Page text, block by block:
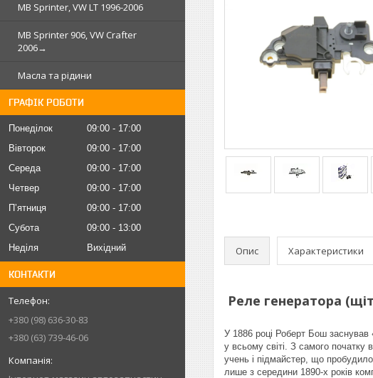
MB Sprinter, VW LT 1996-2006
MB Sprinter 906, VW Crafter
2006→
Масла та рідини
ГРАФІК РОБОТИ
Понеділок 09:00
17:00
Вівторок
09:00
17:00
Середа
09:00
17:00
Четвер
09:00
17:00
Пʼятниця
09:00
17:00
Субота
09:00
13:00
Неділя
Вихідний
КОНТАКТИ
+380 (98) 636-30-83
+380 (63) 739-46-06
Опис Характеристики
Реле генератора
У 1886 році Роберт Бош заснував
у всьому світі. З самого початку
учень і підмайстер, що
лише з середини 1890-х років